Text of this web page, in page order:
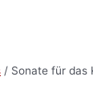
/ Sonate für das